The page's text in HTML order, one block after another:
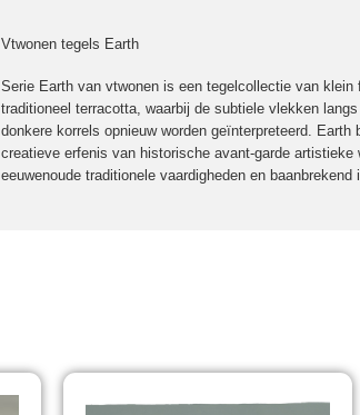
Vtwonen tegels Earth
Serie Earth van vtwonen is een tegelcollectie van
traditioneel terracotta, waarbij de subtiele vlekken
donkere korrels opnieuw worden geïnterpreteerd.
creatieve erfenis van historische avant-garde
eeuwenoude traditionele vaardigheden en baanbrekend